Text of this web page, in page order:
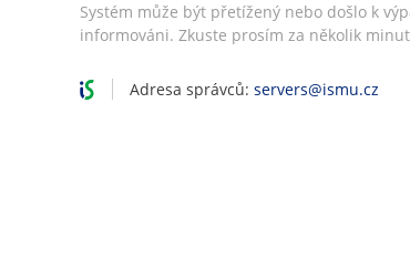
Systém může být přetížený nebo došlo k
informováni. Zkuste prosím za několik
Adresa správců:servers@ismu.cz